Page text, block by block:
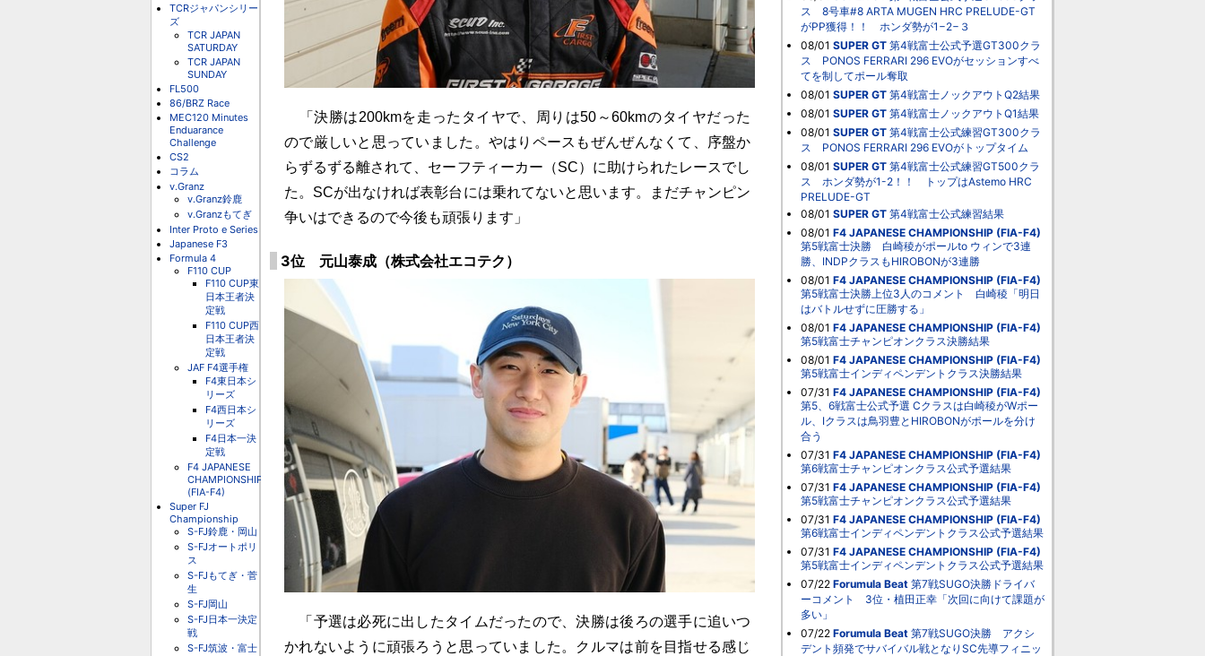
TCRジャパンシリー
ズ
TCR JAPAN
SATURDAY
TCR JAPAN
SUNDAY
FL500
86/BRZ Race
MEC120 Minutes
Enduarance
Challenge
CS2
コラム
v.Granz
v.Granz鈴鹿
v.Granzもてぎ
Inter Proto e Series
Japanese F3
Formula 4
F110 CUP
F110 CUP東
日本王者決
定戦
F110 CUP西
日本王者決
定戦
JAF F4選手権
F4東日本シ
リーズ
F4西日本シ
リーズ
F4日本一決
定戦
F4 JAPANESE
CHAMPIONSHIP
(FIA-F4)
Super FJ
Championship
S-FJ鈴鹿・岡山
S-FJオートポリ
ス
S-FJもてぎ・菅
生
S-FJ岡山
S-FJ日本一決定
戦
S-FJ筑波・富士
「決勝は200kmを走ったタイヤで、周りは50～60kmのタイヤだった
ので厳しいと思っていました。やはりペースもぜんぜんなくて、序盤か
らずるずる離されて、セーフティーカー（SC）に助けられたレースでし
た。SCが出なければ表彰台には乗れてないと思います。まだチャンピン
争いはできるので今後も頑張ります」
3位 元山泰成（株式会社エコテク）
「予選は必死に出したタイムだったので、決勝は後ろの選手に追いつ
かれないように頑張ろうと思っていました。クルマは前を目指せる感じ
ス 8号車#8 ARTA MUGEN HRC PRELUDE-GT
がPP獲得！！ ホンダ勢が1−2−３
08/01 SUPER GT 第4戦富士公式予選GT300クラ
ス PONOS FERRARI 296 EVOがセッションすべ
てを制してポール奪取
08/01 SUPER GT 第4戦富士ノックアウトQ2結果
08/01 SUPER GT 第4戦富士ノックアウトQ1結果
08/01 SUPER GT 第4戦富士公式練習GT300クラ
ス PONOS FERRARI 296 EVOがトップタイム
08/01 SUPER GT 第4戦富士公式練習GT500クラ
ス ホンダ勢が1-2！！ トップはAstemo HRC
PRELUDE-GT
08/01 SUPER GT 第4戦富士公式練習結果
08/01 F4 JAPANESE CHAMPIONSHIP (FIA-F4)
第5戦富士決勝 白崎稜がポールto ウィンで3連
勝、INDPクラスもHIROBONが3連勝
08/01 F4 JAPANESE CHAMPIONSHIP (FIA-F4)
第5戦富士決勝上位3人のコメント 白崎稜「明日
はバトルせずに圧勝する」
08/01 F4 JAPANESE CHAMPIONSHIP (FIA-F4)
第5戦富士チャンピオンクラス決勝結果
08/01 F4 JAPANESE CHAMPIONSHIP (FIA-F4)
第5戦富士インディペンデントクラス決勝結果
07/31 F4 JAPANESE CHAMPIONSHIP (FIA-F4)
第5、6戦富士公式予選 Cクラスは白崎稜がWポー
ル、Iクラスは鳥羽豊とHIROBONがポールを分け
合う
07/31 F4 JAPANESE CHAMPIONSHIP (FIA-F4)
第6戦富士チャンピオンクラス公式予選結果
07/31 F4 JAPANESE CHAMPIONSHIP (FIA-F4)
第5戦富士チャンピオンクラス公式予選結果
07/31 F4 JAPANESE CHAMPIONSHIP (FIA-F4)
第6戦富士インディペンデントクラス公式予選結果
07/31 F4 JAPANESE CHAMPIONSHIP (FIA-F4)
第5戦富士インディペンデントクラス公式予選結果
07/22 Forumula Beat 第7戦SUGO決勝ドライバ
ーコメント 3位・植田正幸「次回に向けて課題が
多い」
07/22 Forumula Beat 第7戦SUGO決勝 アクシ
デント頻発でサバイバル戦となりSC先導フィニッ